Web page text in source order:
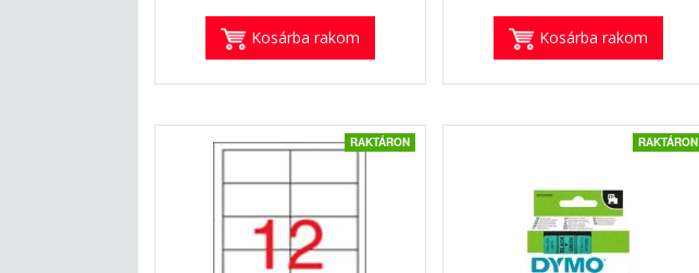
Kosárba rakom Kosárba rakom
RAKTÁRON RAKTÁRON